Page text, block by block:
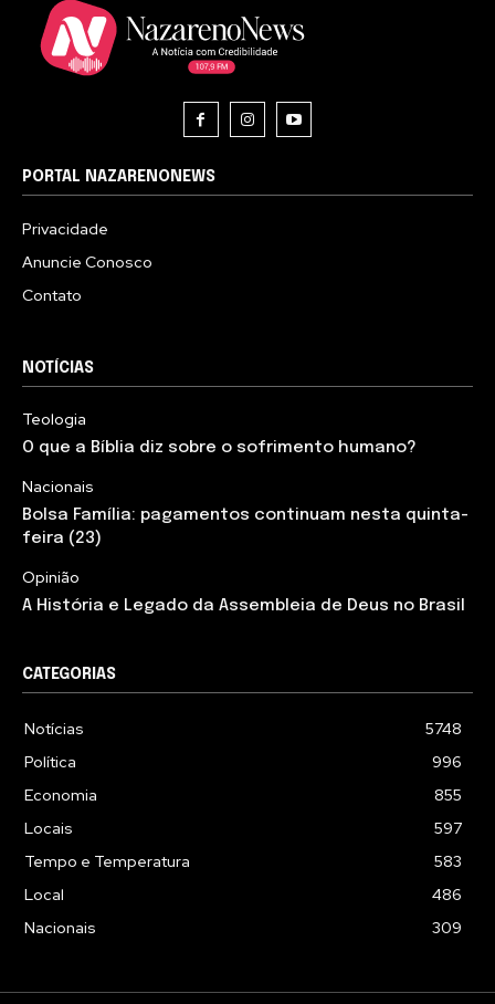
PORTAL NAZARENONEWS
Privacidade
Anuncie Conosco
Contato
NOTÍCIAS
Teologia
O que a Bíblia diz sobre o sofrimento humano?
Nacionais
Bolsa Família: pagamentos continuam nesta quinta-
feira (23)
Opinião
A História e Legado da Assembleia de Deus no Brasil
CATEGORIAS
Notícias
5748
Política
996
Economia
855
Locais
597
Tempo e Temperatura
583
Local
486
Nacionais
309